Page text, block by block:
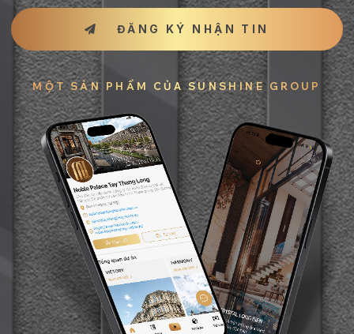
ĐĂNG KÝ NHẬN TIN
MỘT SẢN PHẨM CỦA SUNSHINE GROUP